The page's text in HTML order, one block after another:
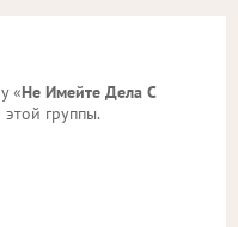
«Не Имейте Дела С
группы.